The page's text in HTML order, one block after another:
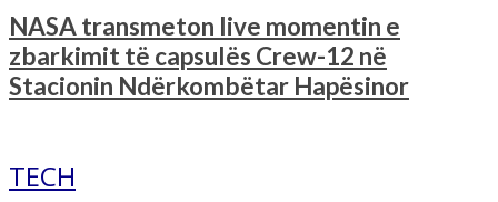
NASA transmeton live momentin e
zbarkimit të capsulës Crew-12 në
Stacionin Ndërkombëtar Hapësinor
TECH